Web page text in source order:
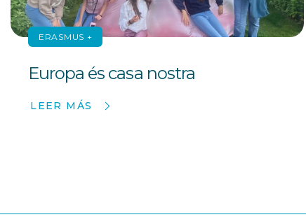
ERASMUS +
Europa és casa nostra
LEER MÁS